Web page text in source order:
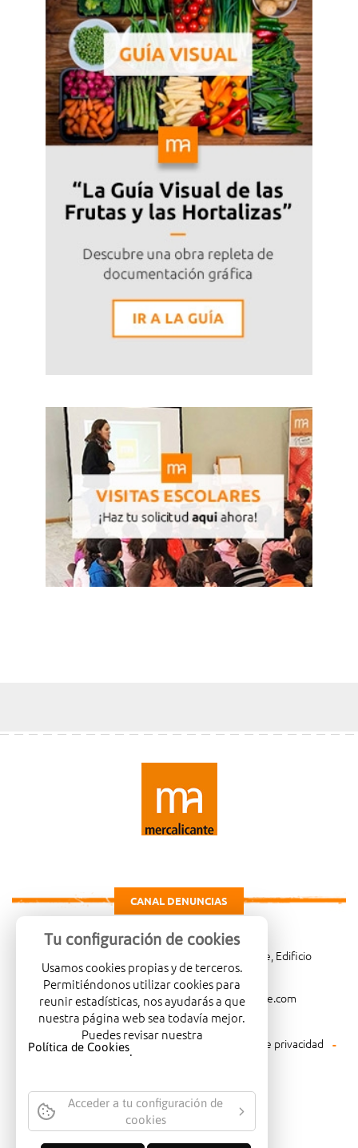
CANAL DENUNCIAS
Carretera de Madrid Km. 4, 03114 Alicante, Edificio
Administrativo, planta 3ª
966081001
merca@mercalicante.com
Aviso legal Política de cookies
Política de privacidad
Política medioambiental
EMPRESA CERTIFICADA CON EL
Tu configuración de cookies
Usamos cookies propias y de terceros.
Permitiéndonos utilizar cookies para
reunir estadísticas, nos ayudarás a que
nuestra página web sea todavía mejor.
Puedes revisar nuestra
Política de Cookies.
Acceder a tu configuración de
cookies